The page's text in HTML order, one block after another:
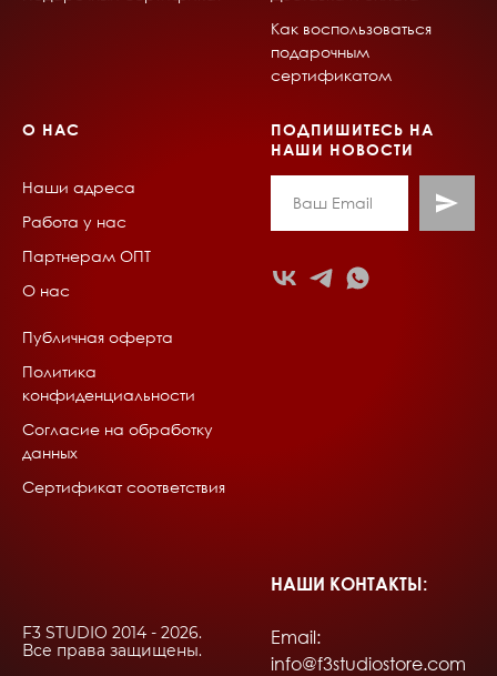
Как воспользоваться
подарочным
сертификатом
О НАС
Наши адреса
Работа у нас
Партнерам ОПТ
О нас
Публичная оферта
Политика
конфиденциальности
Согласие на обработку
данных
Сертификат соответствия
ПОДПИШИТЕСЬ НА
НАШИ НОВОСТИ
F3 STUDIO 2014 - 2026.
Все права защищены.
НАШИ КОНТАКТЫ:
Email:
info@f3studiostore.com